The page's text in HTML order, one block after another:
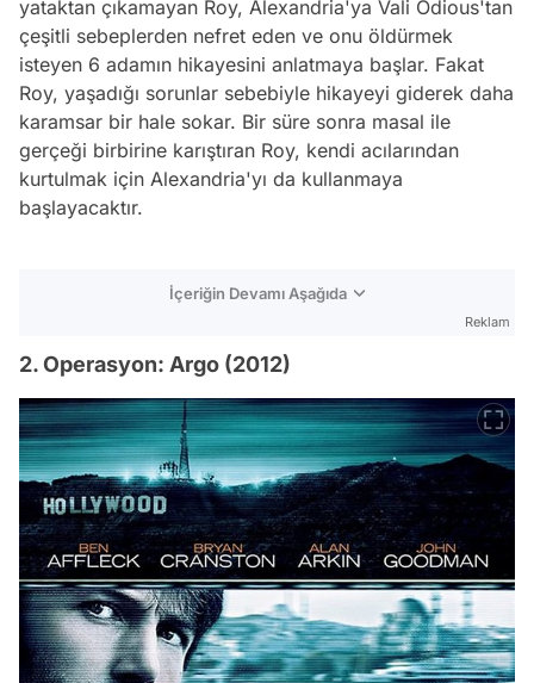
yataktan çıkamayan Roy, Alexandria'ya Vali Odious'tan
çeşitli sebeplerden nefret eden ve onu öldürmek
isteyen 6 adamın hikayesini anlatmaya başlar. Fakat
Roy, yaşadığı sorunlar sebebiyle hikayeyi giderek daha
karamsar bir hale sokar. Bir süre sonra masal ile
gerçeği birbirine karıştıran Roy, kendi acılarından
kurtulmak için Alexandria'yı da kullanmaya
başlayacaktır.
İçeriğin Devamı Aşağıda
Reklam
2. Operasyon: Argo (2012)